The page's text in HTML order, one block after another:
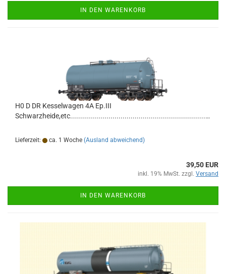
IN DEN WARENKORB
H0 D DR Kesselwagen 4A Ep.III
Schwarzheide,etc...............................................................................................................
Lieferzeit: ca. 1 Woche (Ausland abweichend)
39,50 EUR
inkl. 19% MwSt. zzgl. Versand
IN DEN WARENKORB